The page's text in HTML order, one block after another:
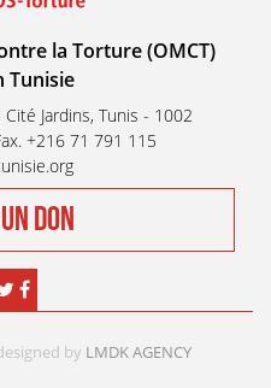
la Torture (OMCT)
Tunisie
Jardins, Tunis - 1002
+216 71 791 115
DON
by LMDK AGENCY